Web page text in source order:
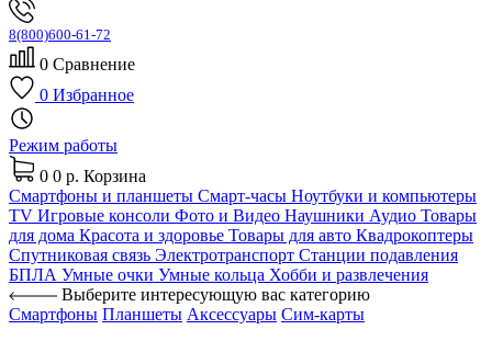
8(800)600-61-72
0 Сравнение
0 Избранное
Режим работы
0 0 р. Корзина
Смартфоны и планшеты Смарт-часы Ноутбуки и компьютеры
TV Игровые консоли Фото и Видео Наушники Аудио Товары
для дома Красота и здоровье Товары для авто Квадрокоптеры
Спутниковая связь Электротранспорт Станции подавления
БПЛА Умные очки Умные кольца Хобби и развлечения
Выберите интересующую вас категорию
Смартфоны Планшеты Аксессуары Сим-карты